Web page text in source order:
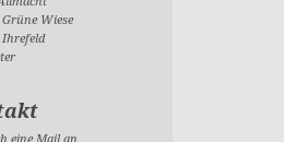
Wiese
Ihrefeld
eine Mail an